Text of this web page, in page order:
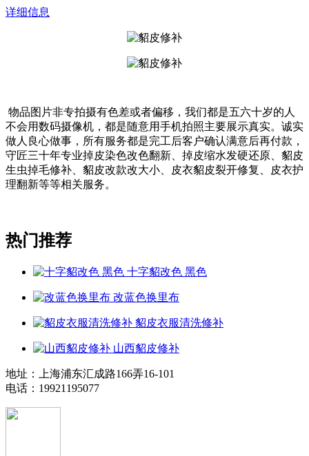
详细信息
物品图片非专拍摄有色差或者偏移，我们都是五六十岁的人
不会用数码摄像机，都是随意用手机拍照主要展示真实。诚实
做人良心做事，所有服务都是完工后客户确认满意后再付款，
守匠三十年专业掉皮染色改色翻新、掉皮缩水发硬还原、貂皮
生虫掉毛修补、貂皮改款改大小、皮衣貂皮裂开修复、皮衣护
理翻新等等相关服务。
热门推荐
十字貂改色 黑色
改蓝色换里布
貂皮衣服清洗修补
山西貂皮修补
地址：上海浦东汇成路166弄16-101
电话：19921195077